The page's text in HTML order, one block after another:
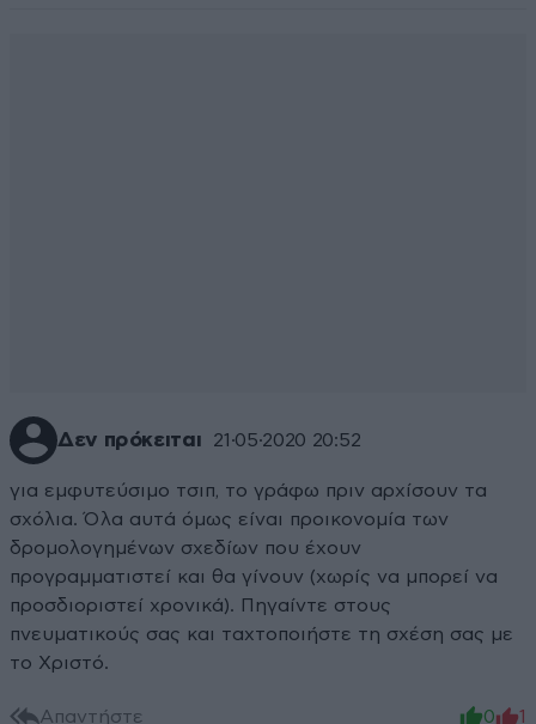
Δεν πρόκειται 21·05·2020 20:52
για εμφυτεύσιμο τσιπ, το γράφω πριν αρχίσουν τα
σχόλια. Όλα αυτά όμως είναι προικονομία των
δρομολογημένων σχεδίων που έχουν
προγραμματιστεί και θα γίνουν (χωρίς να μπορεί να
προσδιοριστεί χρονικά). Πηγαίντε στους
πνευματικούς σας και ταχτοποιήστε τη σχέση σας με
το Χριστό.
Απαντήστε 0 1